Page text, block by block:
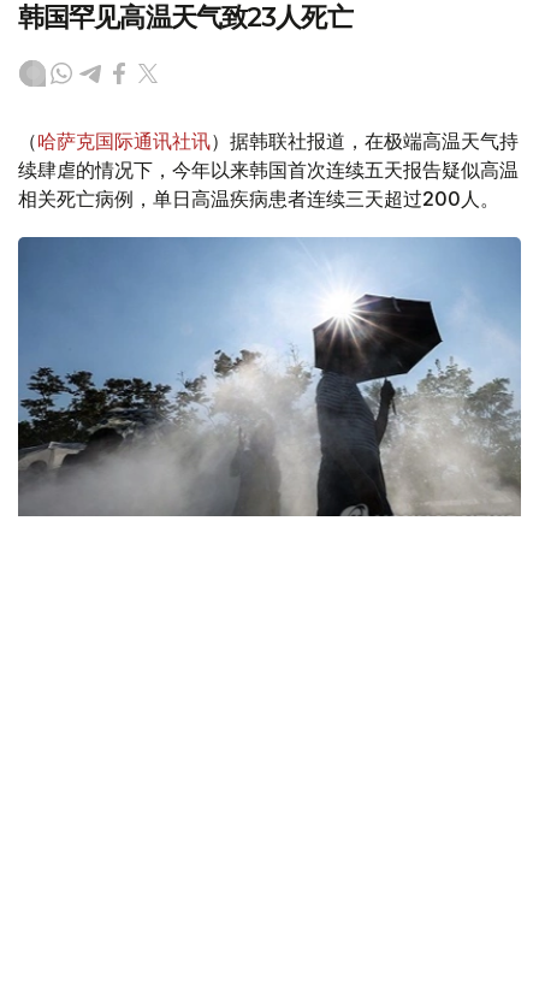
韩国罕见高温天气致23人死亡
（哈萨克国际通讯社讯）据韩联社报道，在极端高温天气持
续肆虐的情况下，今年以来韩国首次连续五天报告疑似高温
相关死亡病例，单日高温疾病患者连续三天超过200人。